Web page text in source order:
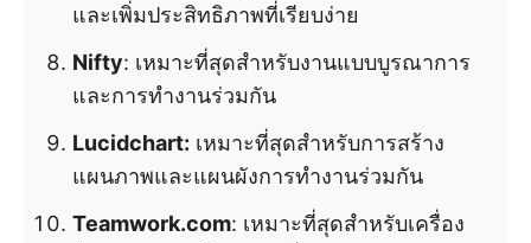
และเพิ่มประสิทธิภาพที่เรียบง่าย
Nifty: เหมาะที่สุดสำหรับงานแบบบูรณาการ
และการทำงานร่วมกัน
Lucidchart: เหมาะที่สุดสำหรับการสร้าง
แผนภาพและแผนผังการทำงานร่วมกัน
Teamwork.com: เหมาะที่สุดสำหรับเครื่อง